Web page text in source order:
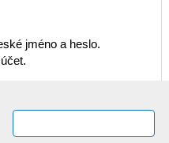
jméno a heslo.